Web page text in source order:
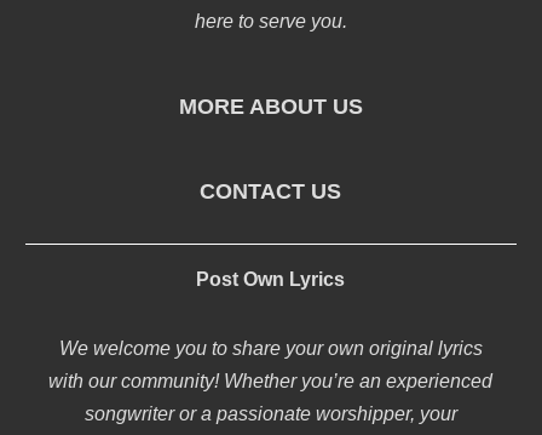
here to serve you.
MORE ABOUT US
CONTACT US
Post Own Lyrics
We welcome you to share your own original lyrics
with our community! Whether you’re an experienced
songwriter or a passionate worshipper, your